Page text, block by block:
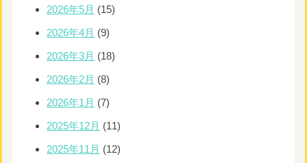
2026年5月 (15)
2026年4月 (9)
2026年3月 (18)
2026年2月 (8)
2026年1月 (7)
2025年12月 (11)
2025年11月 (12)